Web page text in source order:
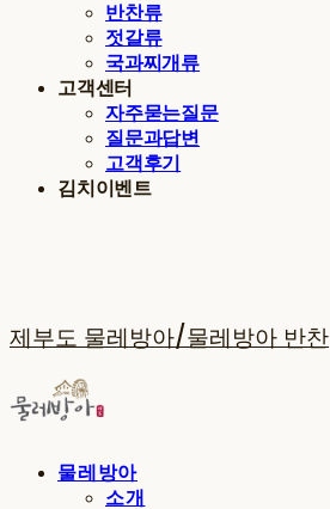
반찬류
젓갈류
국과찌개류
고객센터
자주묻는질문
질문과답변
고객후기
김치이벤트
제부도 물레방아/물레방아 반찬
물레방아
소개